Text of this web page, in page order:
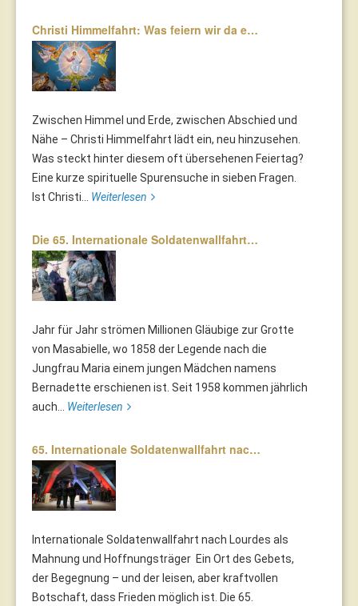
Christi Himmelfahrt: Was feiern wir da e…
Zwischen Himmel und Erde, zwischen Abschied und
Nähe – Christi Himmelfahrt lädt ein, neu hinzusehen.
Was steckt hinter diesem oft übersehenen Feiertag?
Eine kurze spirituelle Spurensuche in sieben Fragen.
Ist Christi... Weiterlesen
Die 65. Internationale Soldatenwallfahrt…
Jahr für Jahr strömen Millionen Gläubige zur Grotte
von Masabielle, wo 1858 der Legende nach die
Jungfrau Maria einem jungen Mädchen namens
Bernadette erschienen ist. Seit 1958 kommen jährlich
auch... Weiterlesen
65. Internationale Soldatenwallfahrt nac…
Internationale Soldatenwallfahrt nach Lourdes als
Mahnung und Hoffnungsträger Ein Ort des Gebets,
der Begegnung – und der leisen, aber kraftvollen
Botschaft, dass Frieden möglich ist. Die 65.